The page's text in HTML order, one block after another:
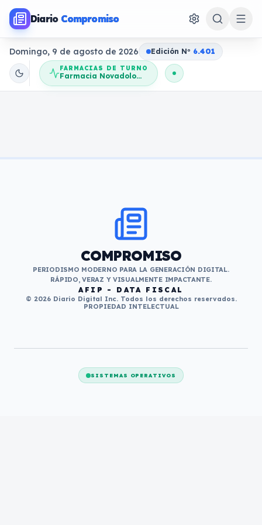
Diario Compromiso
Domingo, 9 de agosto de 2026 Edición No 6.401
FARMACIAS DE TURNO
Farmacia Novadolores
COMPROMISO
PERIODISMO MODERNO PARA LA GENERACIÓN DIGITAL.
RÁPIDO, VERAZ Y VISUALMENTE IMPACTANTE.
AFIP - DATA FISCAL
© 2026 Diario Digital Inc. Todos los derechos reservados.
PROPIEDAD INTELECTUAL
SISTEMAS OPERATIVOS